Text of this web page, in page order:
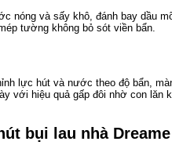
nóng và sấy khô, đánh bay dầu
tường không bỏ sót viền bẩn.
lực hút và nước theo độ bẩn,
với hiệu quả gấp đôi nhờ con lăn
bụi lau nhà